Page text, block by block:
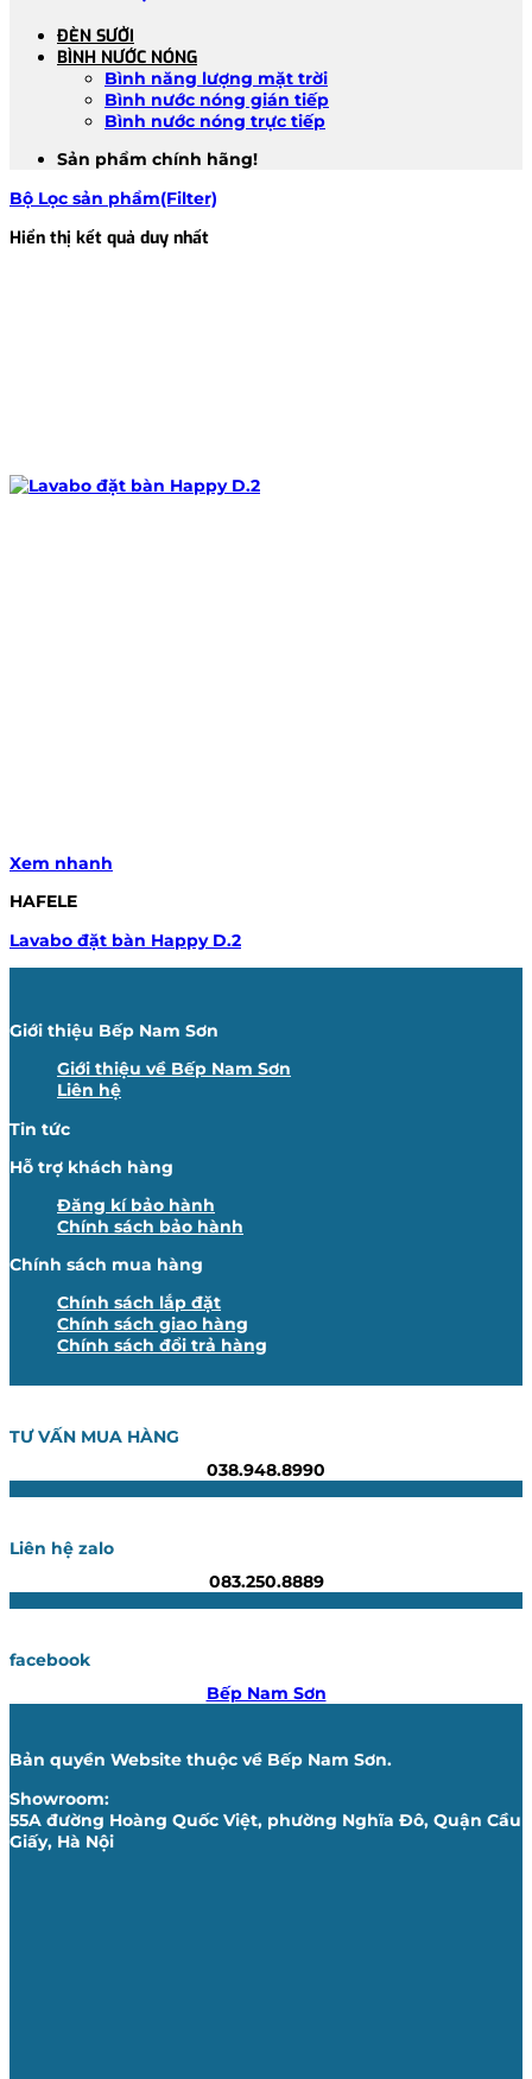
ĐÈN SƯỞI
BÌNH NƯỚC NÓNG
Bình năng lượng mặt trời
Bình nước nóng gián tiếp
Bình nước nóng trực tiếp
Sản phẩm chính hãng!
Bộ Lọc sản phẩm(Filter)
Hiển thị kết quả duy nhất
Xem nhanh
HAFELE
Lavabo đặt bàn Happy D.2
Giới thiệu Bếp Nam Sơn
Giới thiệu về Bếp Nam Sơn
Liên hệ
Tin tức
Hỗ trợ khách hàng
Đăng kí bảo hành
Chính sách bảo hành
Chính sách mua hàng
Chính sách lắp đặt
Chính sách giao hàng
Chính sách đổi trả hàng
TƯ VẤN MUA HÀNG
038.948.8990
Liên hệ zalo
083.250.8889
facebook
Bếp Nam Sơn
Bản quyền Website thuộc về Bếp Nam Sơn.
Showroom:
55A đường Hoàng Quốc Việt, phường Nghĩa Đô, Quận Cầu
Giấy, Hà Nội